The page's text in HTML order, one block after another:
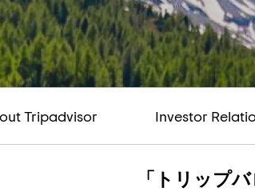
Tripadvisor Investor
「トリップ